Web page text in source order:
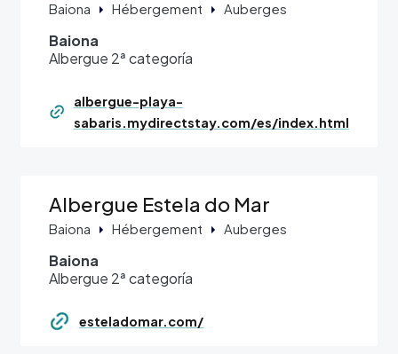
Baiona Hébergement Auberges
Baiona
Albergue 2ª categoría
albergue-playa-
sabaris.mydirectstay.com/es/index.html
Albergue Estela do Mar
Baiona Hébergement Auberges
Baiona
Albergue 2ª categoría
esteladomar.com/